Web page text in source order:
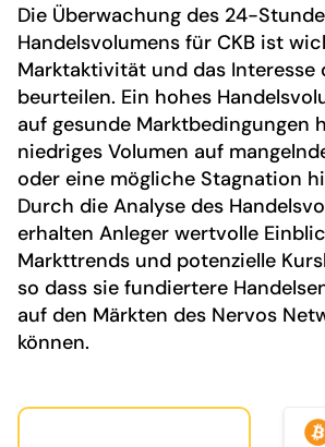
Die Überwachung des 24-
Handelsvolumens für CKB ist
Marktaktivität und das Interesse
beurteilen. Ein hohes
auf gesunde Marktbedingungen
niedriges Volumen auf
oder eine mögliche Stagnation
Durch die Analyse des
erhalten Anleger wertvolle
Markttrends und potenzielle
so dass sie fundiertere
auf den Märkten des Nervos
können.